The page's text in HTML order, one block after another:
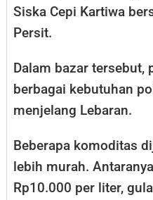
Siska Cepi Kartiwa
Persit.
Dalam bazar tersebut,
berbagai kebutuhan
menjelang Lebaran.
Beberapa komoditas
lebih murah.
Rp10.000 per liter,